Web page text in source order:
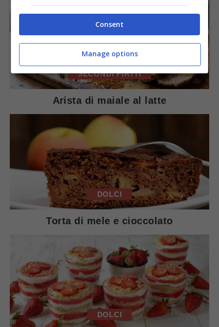
SECONDI PIATTI
Arista di maiale al latte
DOLCI
Torta di mele e cioccolato
DOLCI
Consent
Manage options